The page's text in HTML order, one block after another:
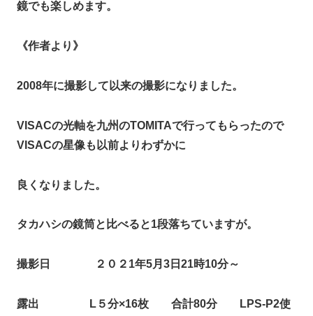
鏡でも楽しめます。
《作者より》
2008年に撮影して以来の撮影になりました。
VISACの光軸を九州のTOMITAで行ってもらったので
VISACの星像も以前よりわずかに
良くなりました。
タカハシの鏡筒と比べると1段落ちていますが。
撮影日 ２０２1年5月3日21時10分～
露出 L５分×16枚 合計80分 LPS-P2使